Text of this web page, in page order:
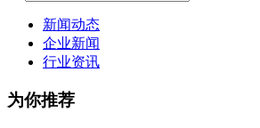
新闻动态
企业新闻
行业资讯
为你推荐